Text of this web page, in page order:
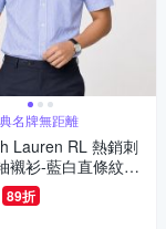
名牌無距離
Lauren RL 熱銷刺
襯衫-藍白直條紋色
89折